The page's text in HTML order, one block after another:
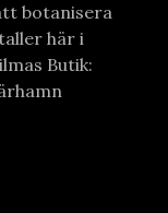
botanisera
här i
Butik: